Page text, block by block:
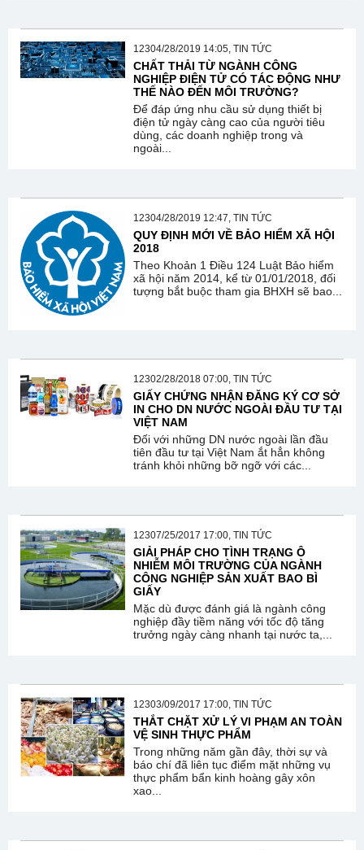
12304/28/2019 14:05, TIN TỨC
CHẤT THẢI TỪ NGÀNH CÔNG
NGHIỆP ĐIỆN TỬ CÓ TÁC ĐỘNG NHƯ
THẾ NÀO ĐẾN MÔI TRƯỜNG?
Để đáp ứng nhu cầu sử dụng thiết bị
điện tử ngày càng cao của người tiêu
dùng, các doanh nghiệp trong và
ngoài...
12304/28/2019 12:47, TIN TỨC
QUY ĐỊNH MỚI VỀ BẢO HIỂM XÃ HỘI
2018
Theo Khoản 1 Điều 124 Luật Bảo hiểm
xã hội năm 2014, kể từ 01/01/2018, đối
tượng bắt buộc tham gia BHXH sẽ bao...
12302/28/2018 07:00, TIN TỨC
GIẤY CHỨNG NHẬN ĐĂNG KÝ CƠ SỞ
IN CHO DN NƯỚC NGOÀI ĐẦU TƯ TẠI
VIỆT NAM
Đối với những DN nước ngoài lần đầu
tiên đầu tư tại Việt Nam ắt hẳn không
tránh khỏi những bỡ ngỡ với các...
12307/25/2017 17:00, TIN TỨC
GIẢI PHÁP CHO TÌNH TRẠNG Ô
NHIỄM MÔI TRƯỜNG CỦA NGÀNH
CÔNG NGHIỆP SẢN XUẤT BAO BÌ
GIẤY
Mặc dù được đánh giá là ngành công
nghiệp đầy tiềm năng với tốc độ tăng
trưởng ngày càng nhanh tại nước ta,...
12303/09/2017 17:00, TIN TỨC
THẮT CHẶT XỬ LÝ VI PHẠM AN TOÀN
VỆ SINH THỰC PHẨM
Trong những năm gần đây, thời sự và
báo chí đã liên tục điểm mặt những vụ
thực phẩm bẩn kinh hoàng gây xôn
xao...